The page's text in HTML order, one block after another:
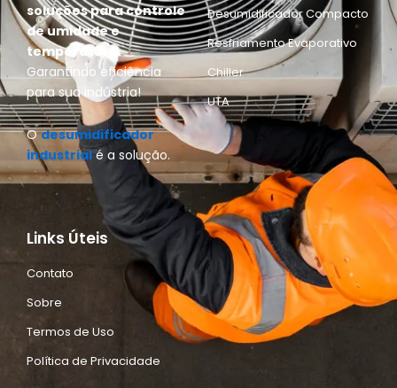
soluções para controle
de umidade e
temperatura.
Garantindo eficiência
para sua indústria!
Odesumidificador
industrialé a solução.
Desumidificador Compacto
Resfriamento Evaporativo
Chiller
UTA
Links Úteis
Contato
Sobre
Termos de Uso
Política de Privacidade